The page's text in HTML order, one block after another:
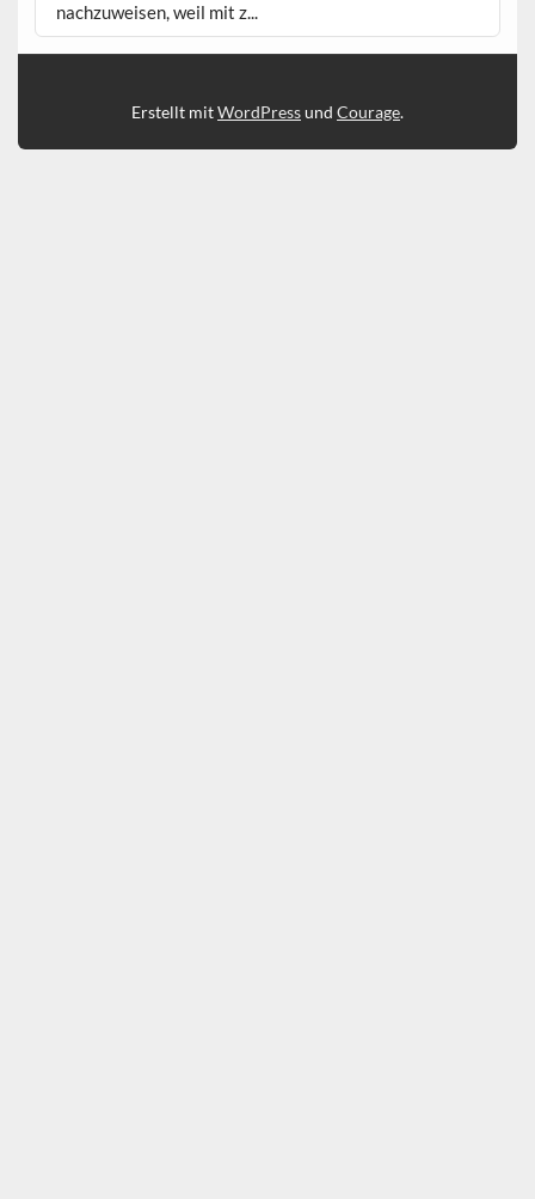
nachzuweisen, weil mit z...
Erstellt mitWordPressund Courage.